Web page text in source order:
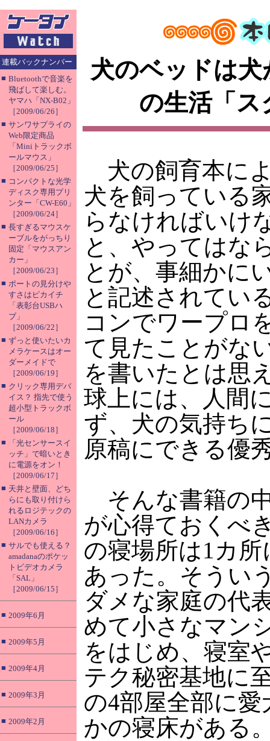
連載バックナンバー
■ Bluetoothで音楽を
飛ばして楽しむ。
ヤマハ「NX-B02」
［2009/06/26］
■ サンワサプライの
Web限定商品
「Miniトラックボ
ールマウス」
［2009/06/25］
■ コンパクトな光学
ディスク専用プリ
ンター「CW-E60」
［2009/06/24］
■ 長すぎるマウスケ
ーブルをがっちり
固定「マウスアン
カー」
［2009/06/23］
■ ポートの見分けや
すさはピカイチ
「表彰台USBハ
ブ」
［2009/06/22］
■ ずっと使いたいカ
メラケースはオー
ダーメイドで
［2009/06/19］
■ クリック専用デバ
イス？ 指先で使う
超小型トラックボ
ール
［2009/06/18］
■
「光センサースイ
ッチ」で暗いとき
に電源をオン！
［2009/06/17］
■ 天井と壁面、どち
らにも取り付けら
れるロジテックの
LANカメラ
［2009/06/16］
■ サルでも使える？
amadanaのポケッ
トビデオカメラ
「SAL」
［2009/06/15］
■ 2009年6月
■ 2009年5月
■ 2009年4月
■ 2009年3月
■ 2009年2月
犬のベッドは
の生活「ス
犬の飼育本に
犬を飼っている
らなければいけ
と、やってはな
とが、事細かに
と記述されてい
コンでワープロ
て見たことがな
を書いたとは思
球上には、人間
ず、犬の気持ち
原稿にできる優
そんな書籍の
が心得ておくべ
の寝場所は1カ
あった。そうい
ダメな家庭の代
めて小さなマン
をはじめ、寝室
テク秘密基地に
の4部屋全部に
かの寝床がある